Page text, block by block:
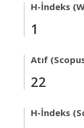
H-İndeks
1
Atıf
22
H-İndeks